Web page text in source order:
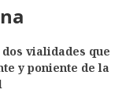
vialidades que
y poniente de la